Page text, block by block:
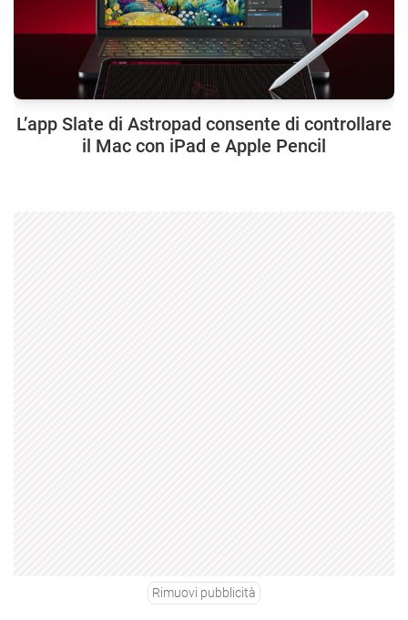
L’app Slate di Astropad consente di controllare
il Mac con iPad e Apple Pencil
Rimuovi pubblicità